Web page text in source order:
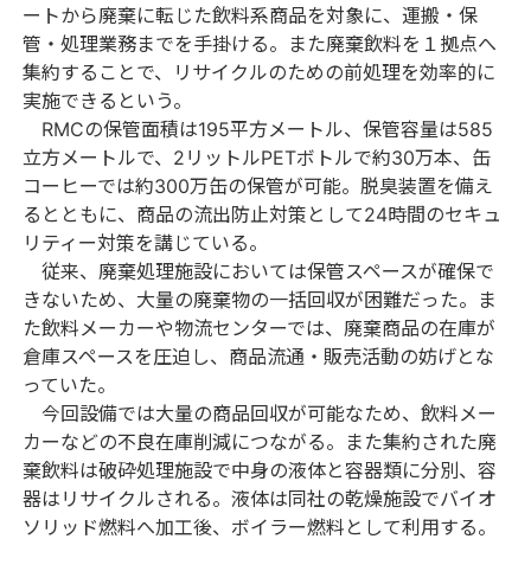
ートから廃棄に転じた飲料系商品を対象に、運搬・保
管・処理業務までを手掛ける。また廃棄飲料を１拠点へ
集約することで、リサイクルのための前処理を効率的に
実施できるという。
RMCの保管面積は195平方メートル、保管容量は585
立方メートルで、2リットルPETボトルで約30万本、缶
コーヒーでは約300万缶の保管が可能。脱臭装置を備え
るとともに、商品の流出防止対策として24時間のセキュ
リティー対策を講じている。
従来、廃棄処理施設においては保管スペースが確保で
きないため、大量の廃棄物の一括回収が困難だった。ま
た飲料メーカーや物流センターでは、廃棄商品の在庫が
倉庫スペースを圧迫し、商品流通・販売活動の妨げとな
っていた。
今回設備では大量の商品回収が可能なため、飲料メー
カーなどの不良在庫削減につながる。また集約された廃
棄飲料は破砕処理施設で中身の液体と容器類に分別、容
器はリサイクルされる。液体は同社の乾燥施設でバイオ
ソリッド燃料へ加工後、ボイラー燃料として利用する。